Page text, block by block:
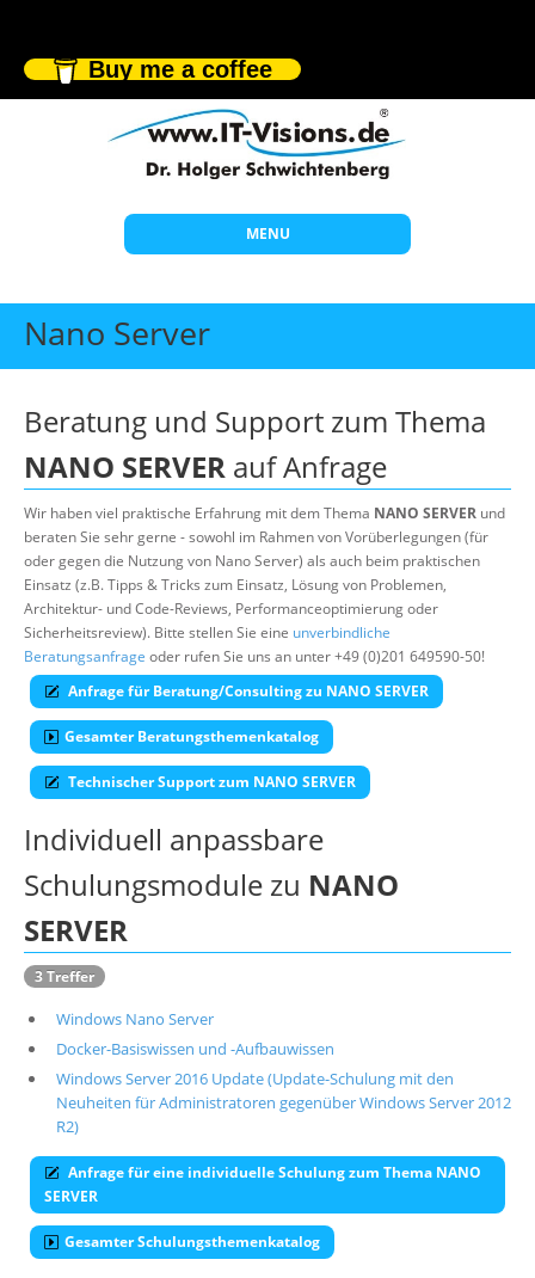
Buy me a coffee
MENU
Start
Themen
Individuelle Schulungen
Offene Seminare
Wissen
Über uns
Suche
Nano Server
Beratung und Support zum Thema
NANO SERVER auf Anfrage
Wir haben viel praktische Erfahrung mit dem Thema NANO SERVER und
beraten Sie sehr gerne - sowohl im Rahmen von Vorüberlegungen (für
oder gegen die Nutzung von Nano Server) als auch beim praktischen
Einsatz (z.B. Tipps & Tricks zum Einsatz, Lösung von Problemen,
Architektur- und Code-Reviews, Performanceoptimierung oder
Sicherheitsreview). Bitte stellen Sie eine unverbindliche
Beratungsanfrage oder rufen Sie uns an unter +49 (0)201 649590-50!
Anfrage für Beratung/Consulting zu NANO SERVER
Gesamter Beratungsthemenkatalog
Technischer Support zum NANO SERVER
Individuell anpassbare
Schulungsmodule zu NANO
SERVER
3 Treffer
Windows Nano Server
Docker-Basiswissen und -Aufbauwissen
Windows Server 2016 Update (Update-Schulung mit den
Neuheiten für Administratoren gegenüber Windows Server 2012
R2)
Anfrage für eine individuelle Schulung zum Thema NANO
SERVER
Gesamter Schulungsthemenkatalog